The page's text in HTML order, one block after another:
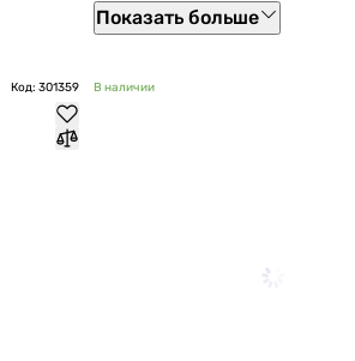
Показать больше
Код: 301359 В наличии